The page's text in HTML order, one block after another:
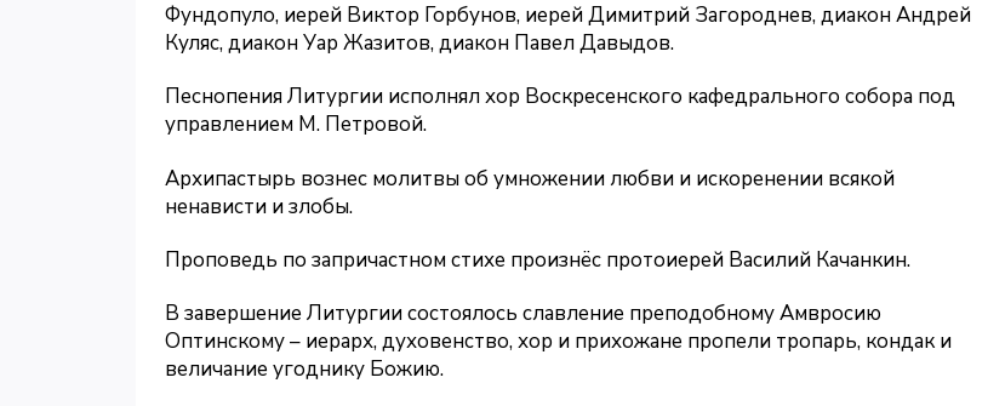
Фундопуло, иерей Виктор Горбунов, иерей Димитрий Загороднев, диакон Андрей
Куляс, диакон Уар Жазитов, диакон Павел Давыдов.
Песнопения Литургии исполнял хор Воскресенского кафедрального собора под
управлением М. Петровой.
Архипастырь вознес молитвы об умножении любви и искоренении всякой
ненависти и злобы.
Проповедь по запричастном стихе произнёс протоиерей Василий Качанкин.
В завершение Литургии состоялось славление преподобному Амвросию
Оптинскому – иерарх, духовенство, хор и прихожане пропели тропарь, кондак и
величание угоднику Божию.